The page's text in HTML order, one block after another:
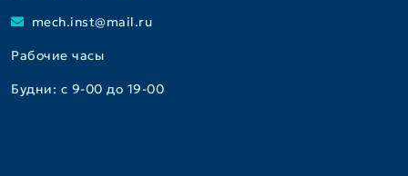
mech.inst@mail.ru
Рабочие часы
Будни: с 9-00 до 19-00